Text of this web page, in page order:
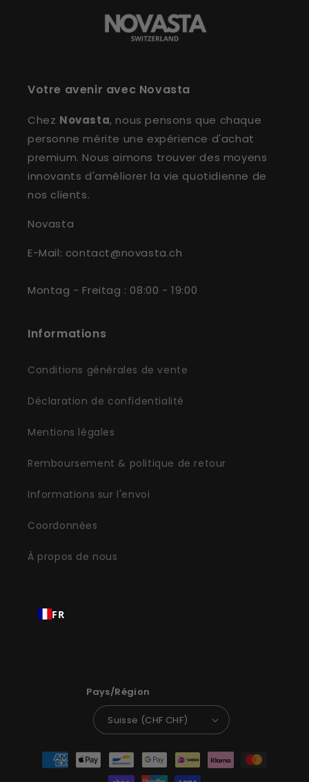
Votre avenir avec Novasta
Chez Novasta, nous pensons que chaque
personne mérite une expérience d'achat
premium. Nous aimons trouver des moyens
innovants d'améliorer la vie quotidienne de
nos clients.
Novasta
E-Mail: contact@novasta.ch
Montag - Freitag : 08:00 - 19:00
Informations
Conditions générales de vente
Déclaration de confidentialité
Mentions légales
Remboursement & politique de retour
Informations sur l'envoi
Coordonnées
À propos de nous
FR
Pays/Région
Suisse (CHF CHF)
Méthodes